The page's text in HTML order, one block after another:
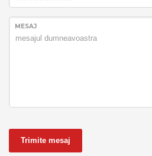
MESAJ
Trimite mesaj